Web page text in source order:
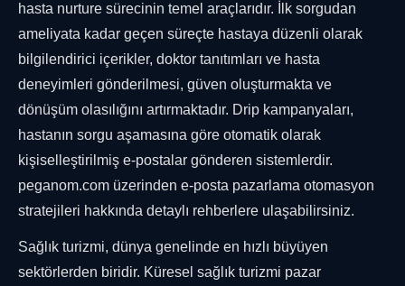
hasta nurture sürecinin temel araçlarıdır. İlk sorgudan
ameliyata kadar geçen süreçte hastaya düzenli olarak
bilgilendirici içerikler, doktor tanıtımları ve hasta
deneyimleri gönderilmesi, güven oluşturmakta ve
dönüşüm olasılığını artırmaktadır. Drip kampanyaları,
hastanın sorgu aşamasına göre otomatik olarak
kişiselleştirilmiş e-postalar gönderen sistemlerdir.
peganom.com üzerinden e-posta pazarlama otomasyon
stratejileri hakkında detaylı rehberlere ulaşabilirsiniz.
Sağlık turizmi, dünya genelinde en hızlı büyüyen
sektörlerden biridir. Küresel sağlık turizmi pazar